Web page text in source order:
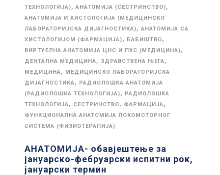
ТЕХНОЛОГИЈА), АНАТОМИЈА (СЕСТРИНСТВО),
АНАТОМИЈА И ХИСТОЛОГИЈА (МЕДИЦИНСКО
ЛАБОРАТОРИЈСКА ДИЈАГНОСТИКА), АНАТОМИЈА СА
ХИСТОЛОГИЈОМ (ФАРМАЦИЈА), БАБИШТВО,
ВИРТУЕЛНА АНАТОМИЈА ЦНС И ПХС (МЕДИЦИНА),
ДЕНТАЛНА МЕДИЦИНА, ЗДРАВСТВЕНА ЊЕГА,
МЕДИЦИНА, МЕДИЦИНСКО ЛАБОРАТОРИЈСКА
ДИЈАГНОСТИКА, РАДИОЛОШКА АНАТОМИЈА
(РАДИОЛОШКА ТЕХНОЛОГИЈА), РАДИОЛОШКА
ТЕХНОЛОГИЈА, СЕСТРИНСТВО, ФАРМАЦИЈА,
ФУНКЦИОНАЛНА АНАТОМИЈА ЛОКОМОТОРНОГ
СИСТЕМА (ФИЗИОТЕРАПИЈА)
АНАТОМИЈА- обавјештење за
јануарско-фебруарски испитни рок,
јануарски термин